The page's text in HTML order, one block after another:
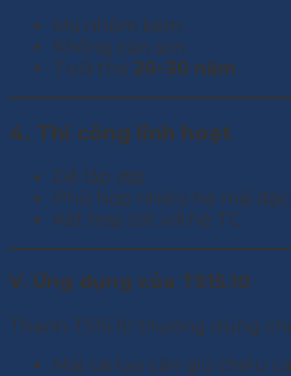
Mạ nhôm kẽm
Không cần sơn
Tuổi thọ 20–30 năm
4. Thi công linh hoạt
Dễ lắp đặt
Phù hợp nhiều hệ mái
Kết hợp tốt với hệ TC
V. Ứng dụng của TS15.10
Thanh TS15.10 thường dùng
Mái cải tạo cần giữ chiều